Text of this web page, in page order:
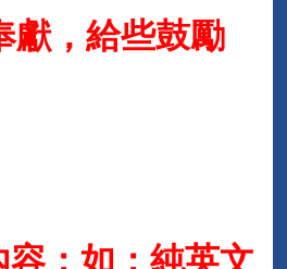
獻，給些鼓勵
：如：純英文